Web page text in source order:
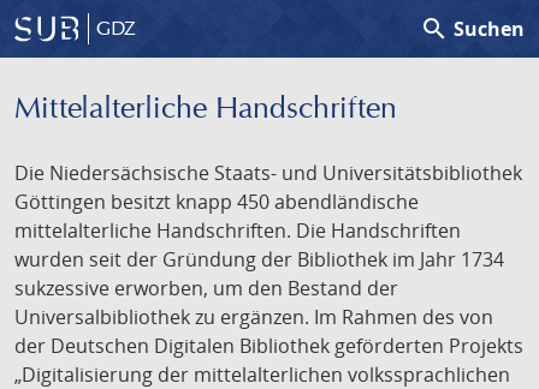
GDZ search Suchen
Mittelalterliche Handschriften
Die Niedersächsische Staats- und Universitätsbibliothek
Göttingen besitzt knapp 450 abendländische
mittelalterliche Handschriften. Die Handschriften
wurden seit der Gründung der Bibliothek im Jahr 1734
sukzessive erworben, um den Bestand der
Universalbibliothek zu ergänzen. Im Rahmen des von
der Deutschen Digitalen Bibliothek geförderten Projekts
„Digitalisierung der mittelalterlichen volkssprachlichen